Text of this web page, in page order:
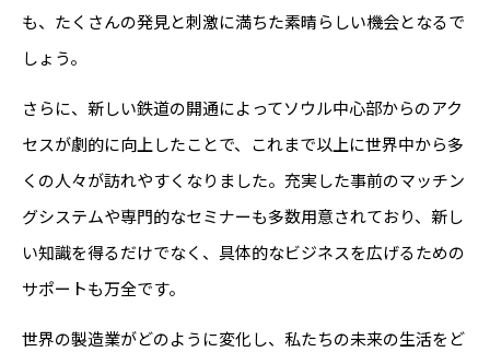
も、たくさんの発見と刺激に満ちた素晴らしい機会となるで
しょう。
さらに、新しい鉄道の開通によってソウル中心部からのアク
セスが劇的に向上したことで、これまで以上に世界中から多
くの人々が訪れやすくなりました。充実した事前のマッチン
グシステムや専門的なセミナーも多数用意されており、新し
い知識を得るだけでなく、具体的なビジネスを広げるための
サポートも万全です。
世界の製造業がどのように変化し、私たちの未来の生活をど